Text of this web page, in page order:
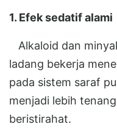
1. Efek sedatif alami
Alkaloid dan
ladang bekerja
pada sistem saraf
menjadi lebih
beristirahat.